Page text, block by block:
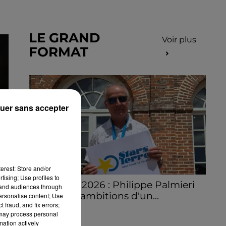
LE GRAND
FORMAT
Voir plus
Stars'Terre 2026 : Philippe Palmieri
dévoile les ambitions d'un...
À quelques semaines de la première
édition de Stars'Terre, organisée du 18 au 20
Store and/or
Use profiles to
audiences through
content; Use
fraud, and fix errors;
process personal
actively
sans accepter